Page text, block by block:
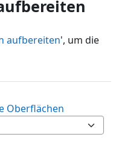
aufbereiten', um die
Oberflächen